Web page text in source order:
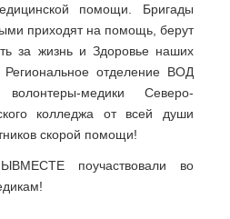
помощи. Бригады
приходят на помощь, берут
за жизнь и Здоровье наших
отделение ВОД
волонтеры-медики Северо-
колледжа от всей души
скорой помощи!
поучаствовали во